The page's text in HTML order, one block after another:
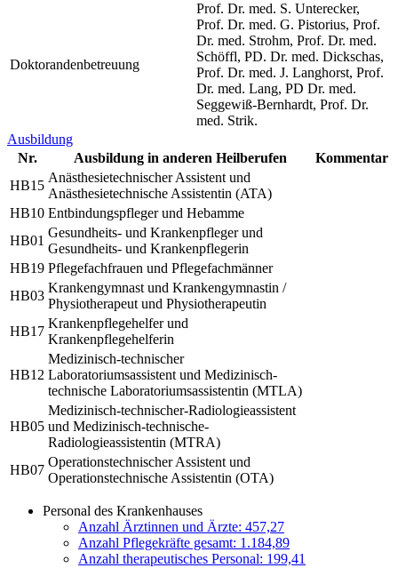
Doktorandenbetreuung
Prof. Dr. med. S. Unterecker,
Prof. Dr. med. G. Pistorius, Prof.
Dr. med. Strohm, Prof. Dr. med.
Schöffl, PD. Dr. med. Dickschas,
Prof. Dr. med. J. Langhorst, Prof.
Dr. med. Lang, PD Dr. med.
Seggewiß-Bernhardt, Prof. Dr.
med. Strik.
Ausbildung
Nr.
Ausbildung in anderen Heilberufen
Kommentar
HB15
Anästhesietechnischer Assistent und
Anästhesietechnische Assistentin (ATA)
HB10 Entbindungspfleger und Hebamme
HB01
Gesundheits- und Krankenpfleger und
Gesundheits- und Krankenpflegerin
HB19 Pflegefachfrauen und Pflegefachmänner
HB03
Krankengymnast und Krankengymnastin /
Physiotherapeut und Physiotherapeutin
HB17
Krankenpflegehelfer und
Krankenpflegehelferin
HB12
Medizinisch-technischer
Laboratoriumsassistent und Medizinisch-
technische Laboratoriumsassistentin (MTLA)
HB05
Medizinisch-technischer-Radiologieassistent
und Medizinisch-technische-
Radiologieassistentin (MTRA)
HB07
Operationstechnischer Assistent und
Operationstechnische Assistentin (OTA)
Personal des Krankenhauses
Anzahl Ärztinnen und Ärzte: 457,27
Anzahl Pflegekräfte gesamt: 1.184,89
Anzahl therapeutisches Personal: 199,41